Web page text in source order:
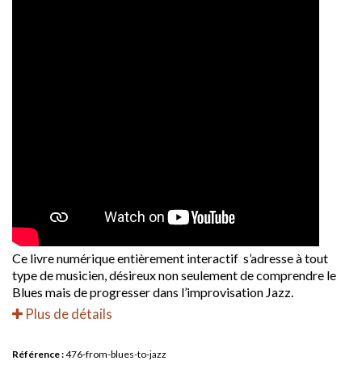
Ce livre numérique entièrement interactif s’adresse à tout
type de musicien, désireux non seulement de comprendre le
Blues mais de progresser dans l’improvisation Jazz.
Plus de détails
Référence :476-from-blues-to-jazz